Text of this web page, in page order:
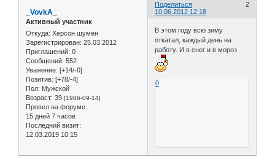
Поделиться
2
10.06.2012 12:18
_VovkA_
Активный участник
Откуда: Херсон шумен
Зарегистрирован: 25.03.2012
Приглашений: 0
Сообщений: 552
Уважение: [+14/-0]
Позитив: [+78/-4]
Пол: Мужской
Возраст: 39 [1986-09-14]
Провел на форуме:
15 дней 7 часов
Последний визит:
12.03.2019 10:15
В этом году всю зиму
откатал, каждый день на
работу. И в снег и в мороз
0